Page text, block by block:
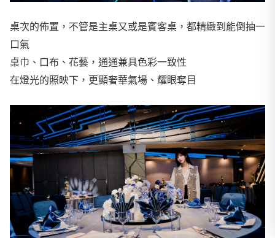
桌次的佈置，不管是主桌又或是賓客桌，都精緻到能倒抽一
口氣
桌巾、口布、花藝，通通兼具色彩一致性
在燈光的照映下，更顯奢華氣場、耀眼奪目